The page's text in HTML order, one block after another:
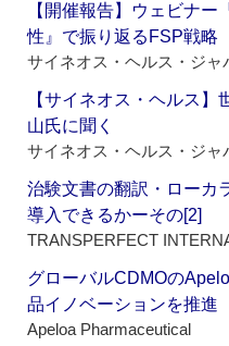
【開催報告】ウェビナ
性』で振り返るFSP戦略
サイネオス・ヘルス・ジャ
【サイネオス・ヘルス
山氏に聞く
サイネオス・ヘルス・ジャ
治験文書の翻訳・ローカ
導入できるかーその[2]
TRANSPERFECT
グローバルCDMOの
品イノベーションを推進
Apeloa Pharmaceutical